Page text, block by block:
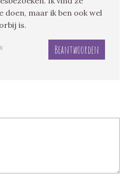
doen, maar ik ben ook wel
is.
Beantwoorden